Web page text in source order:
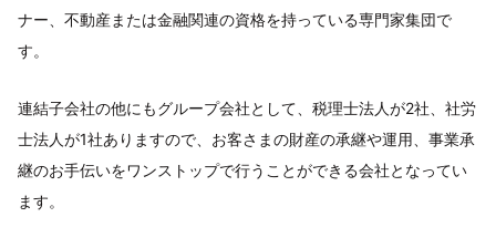
ナー、不動産または金融関連の資格を持っている専門家集団で
す。
連結子会社の他にもグループ会社として、税理士法人が2社、社労
士法人が1社ありますので、お客さまの財産の承継や運用、事業承
継のお手伝いをワンストップで行うことができる会社となってい
ます。